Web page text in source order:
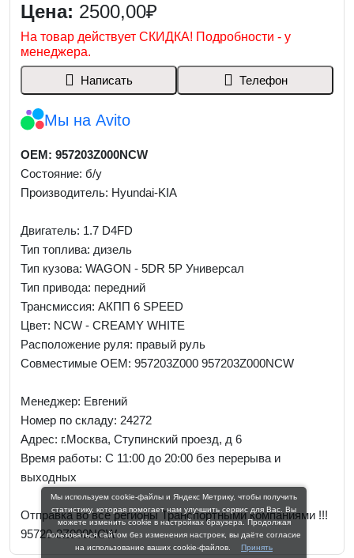
Цена: 2500,00₽
На товар действует СКИДКА! Подробности - у
менеджера.
Написать Телефон
Мы на Avito
OEM: 957203Z000NCW
Состояние: б/у
Производитель: Hyundai-KIA
Двигатель: 1.7 D4FD
Тип топлива: дизель
Тип кузова: WAGON - 5DR 5P Универсал
Тип привода: передний
Трансмиссия: AКПП 6 SPEED
Цвет: NCW - CREAMY WHITE
Расположение руля: правый руль
Совместимые OEM: 957203Z000 957203Z000NCW
Менеджер: Евгений
Номер по складу: 24272
Адрес: г.Москва, Ступинский проезд, д 6
Время работы: С 11:00 до 20:00 без перерыва и
выходных
Отправка во все регионы Транспортными компаниями !!!
95720-3Z000NCW
Мы используем cookie-файлы и Яндекс Метрику, чтобы получить
статистику, которая помогает нам улучшить сервис для Вас. Вы
можете изменить cookie в настройках браузера. Продолжая
пользоваться сайтом без изменения настроек, вы даёте согласие
на использование ваших cookie-файлов.
Принять